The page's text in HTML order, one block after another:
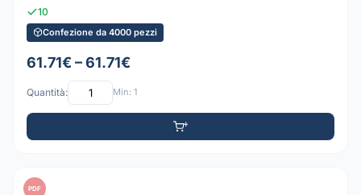
10
Confezione da 4000 pezzi
61.71€ – 61.71€
Quantità: Min: 1
PDF